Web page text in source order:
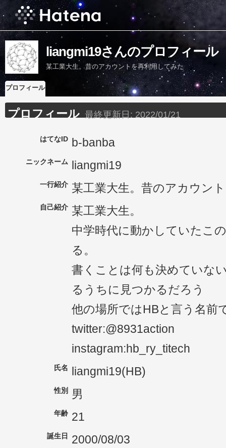
liangmi19さんのプロフィール
某工業大生。昔のアカウントを再利用してみた
プロフィール
プロフィール 最終更新日: 2022/01/21
はてなID b-banba
ニックネーム liangmi19
一行紹介 某工業大生。昔のアカウン
自己紹介 某工業大生。
中学時代に動かしていたこ
る。
書くことは何も決めていな
るうちに見つかるだろう
他の場所ではHBと言う名前
twitter:@8931action
instagram:hb_ry_titech
氏名 liangmi19(HB)
性別 男
年齢 21
誕生日 2000/08/03